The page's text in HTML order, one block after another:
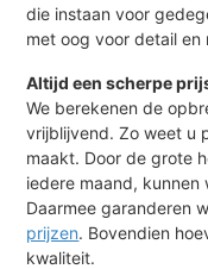
die instaan voor
met oog voor detail en
Altijd een scherpe
We berekenen de
vrijblijvend. Zo weet u
maakt. Door de grote
iedere maand,
Daarmee garanderen
prijzen. Bovendien
kwaliteit.